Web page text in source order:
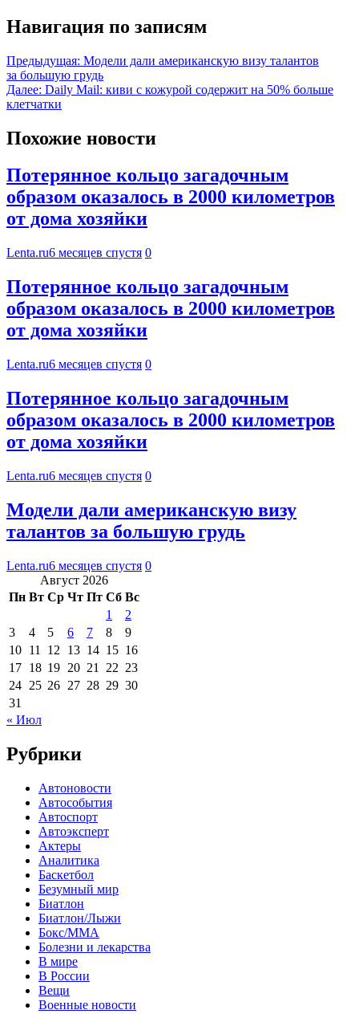
Навигация по записям
Предыдущая: Модели дали американскую визу талантов
за большую грудь
Далее: Daily Mail: киви с кожурой содержит на 50% больше
клетчатки
Похожие новости
Потерянное кольцо загадочным
образом оказалось в 2000 километров
от дома хозяйки
Lenta.ru6 месяцев спустя 0
Потерянное кольцо загадочным
образом оказалось в 2000 километров
от дома хозяйки
Lenta.ru6 месяцев спустя 0
Потерянное кольцо загадочным
образом оказалось в 2000 километров
от дома хозяйки
Lenta.ru6 месяцев спустя 0
Модели дали американскую визу
талантов за большую грудь
Lenta.ru6 месяцев спустя 0
Август 2026
Пн Вт Ср Чт Пт Сб Вс
1
2
3
4 5 6 7 8
9
10 11 12 13 14 15 16
17 18 19 20 21 22 23
24 25 26 27 28 29 30
31
« Июл
Рубрики
Автоновости
Автособытия
Автоспорт
Автоэксперт
Актеры
Аналитика
Баскетбол
Безумный мир
Биатлон
Биатлон/Лыжи
Бокс/MMA
Болезни и лекарства
В мире
В России
Вещи
Военные новости